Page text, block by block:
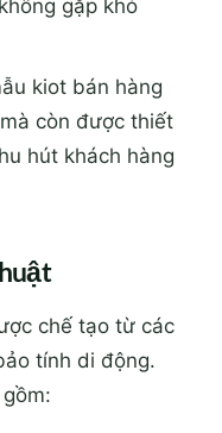
gặp khó
kiot bán hàng
còn được thiết
hút khách hàng
chế tạo từ các
tính di động.